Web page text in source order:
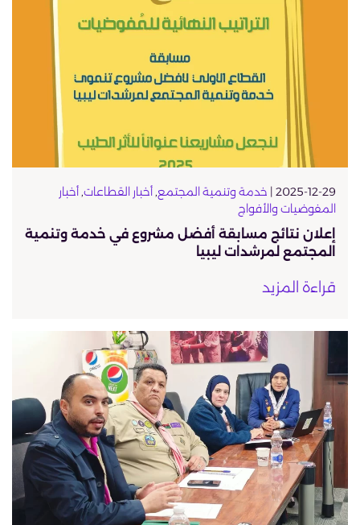
2025-12-29 | خدمة وتنمية المجتمع,أخبار القطاعات,أخبار
المفوضيات والأفواج
إعلان نتائج مسابقة أفضل مشروع في خدمة وتنمية
المجتمع لمرشدات ليبيا
قراءة المزيد